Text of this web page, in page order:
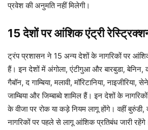
प्रवेश की अनुमति नहीं मिलेगी।
15 देशों पर आंशिक एंट्री
ट्रंप प्रशासन ने 15 अन्य देशों के नागरिकों पर
हैं। इन देशों में अंगोला, एंटीगुआ और बारबुडा, बेनिन,
गैबॉन, द गाम्बिया, मलावी, मॉरिटानिया, नाइजीरिया,
जाम्बिया और जिम्बाब्वे शामिल हैं। इन देशों के
के वीजा पर रोक या कड़े नियम लागू होंगे। वहीं
नागरिकों पर पहले से लागू आंशिक प्रतिबंध जारी